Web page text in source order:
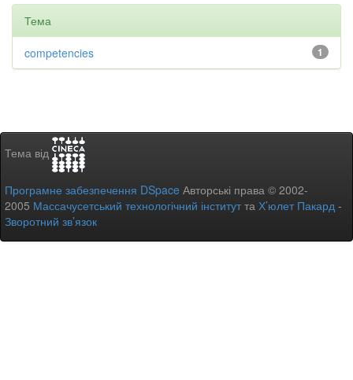
Тема
1
competencies
Тема від
Програмне забезпечення DSpace Авторські права © 2002-
2005 Массачусетський технологічний інститутта Х’юлет Пакард -
Зворотний зв’язок